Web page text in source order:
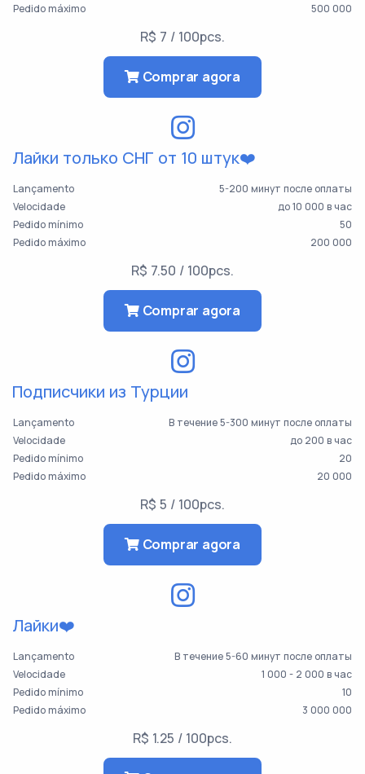
Pedido máximo
500 000
R$ 7 / 100pcs.
Comprar agora
Лайки только СНГ от 10 штук❤️
Lançamento
5-200 минут после оплаты
Velocidade
до 10 000 в час
Pedido mínimo
50
Pedido máximo
200 000
R$ 7.50 / 100pcs.
Comprar agora
Подписчики из Турции
Lançamento
В течение 5-300 минут после оплаты
Velocidade
до 200 в час
Pedido mínimo
20
Pedido máximo
20 000
R$ 5 / 100pcs.
Comprar agora
Лайки❤️
Lançamento
В течение 5-60 минут после оплаты
Velocidade
1 000 - 2 000 в час
Pedido mínimo
10
Pedido máximo
3 000 000
R$ 1.25 / 100pcs.